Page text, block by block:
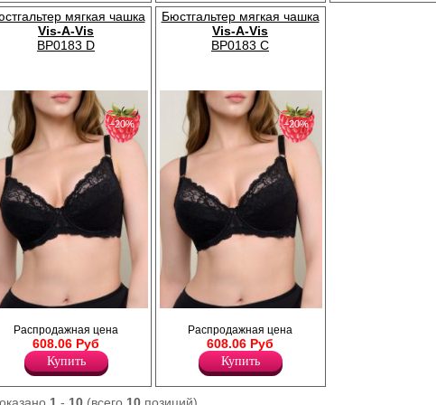
в конце артикула).обладательницам пышного бюста.
Лайкра 18%
Полиамид 82%
Хлопок 95%
мягкая чашка
Vis-A-Vis
BP0183 D
Фактурное
чашки изделия,
в удобные широкие
поддержит и придаст
пышного бюста.¶ Размер
−20%
Распродажная цена
608.06 Руб
Купить
Бюстгальтер мягкая чашка
Vis-A-Vis
BP0183 C
поролоновой подкладке. Фактурное
кружево, декорирующее чашки изделия,
плавно переходит в удобные широкие
бретели, идеально поддержит и придаст
нужную форму счастливым
обладательницам пышного бюста.¶ Размер
−20%
Распродажная цена
608.06 Руб
Купить